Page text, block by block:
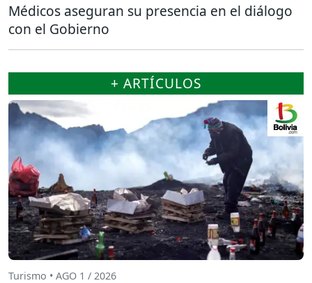
Médicos aseguran su presencia en el diálogo
con el Gobierno
+ ARTÍCULOS
Turismo • AGO 1 / 2026